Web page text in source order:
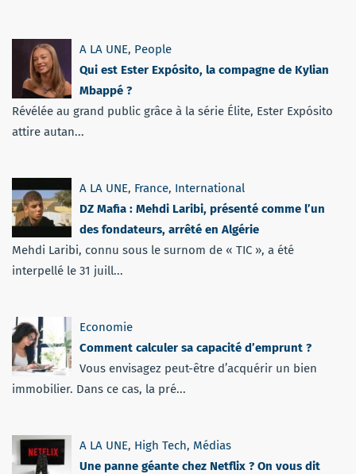
A LA UNE, People
Qui est Ester Expósito, la compagne de Kylian
Mbappé ?
Révélée au grand public grâce à la série Élite, Ester Expósito
attire autan...
A LA UNE, France, International
DZ Mafia : Mehdi Laribi, présenté comme l’un
des fondateurs, arrêté en Algérie
Mehdi Laribi, connu sous le surnom de « TIC », a été
interpellé le 31 juill...
Economie
Comment calculer sa capacité d’emprunt ?
Vous envisagez peut-être d’acquérir un bien
immobilier. Dans ce cas, la pré...
A LA UNE, High Tech, Médias
Une panne géante chez Netflix ? On vous dit